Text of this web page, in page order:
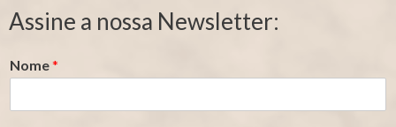
SeguradoContribuição
Assine a nossa Newsletter:
Nome*